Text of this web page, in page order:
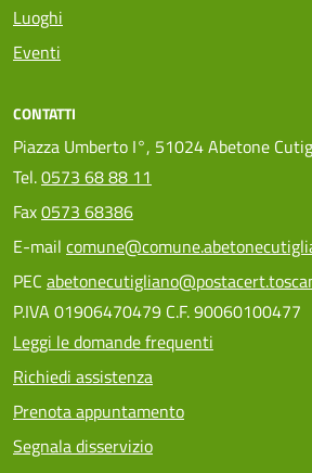
Luoghi
Eventi
CONTATTI
Piazza Umberto I°, 51024 Abetone
Tel.0573 68 88 11
Fax0573 68386
E-mail
PEC
P.IVA 01906470479 C.F. 90060100477
Leggi le domande frequenti
Richiedi assistenza
Prenota appuntamento
Segnala disservizio